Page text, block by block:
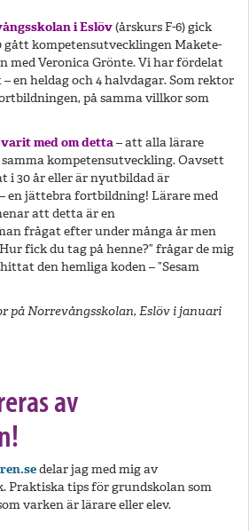
i Eslöv(årskurs F-6) gick
gått kompetensutvecklingen Makete-
med Veronica Grönte. Vi har fördelat
en heldag och 4 halvdagar. Som rektor
på samma villkor som
med om detta– att alla lärare
kompetensutveckling. Oavsett
i 30 år eller är nyutbildad är
en jättebra fortbildning! Lärare med
att detta är en
frågat efter under många år men
fick du tag på henne?” frågar de mig
den hemliga koden – ”Sesam
på Norrevångsskolan, Eslöv i januari
av
delar jag med mig av
Praktiska tips för grundskolan som
varken är lärare eller elev.